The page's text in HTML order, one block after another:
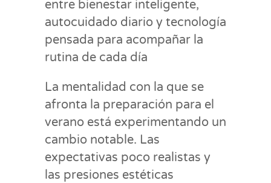
entre bienestar inteligente,
autocuidado diario y tecnología
pensada para acompañar la
rutina de cada día
La mentalidad con la que se
afronta la preparación para el
verano está experimentando un
cambio notable. Las
expectativas poco realistas y
las presiones estéticas